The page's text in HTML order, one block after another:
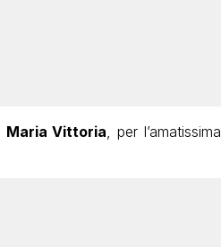
Maria Vittoria, per l’amatissima